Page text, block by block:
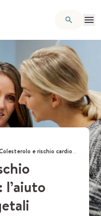
e rischio cardiovascolare: l’aiuto degli steroli vegetali
l’aiuto